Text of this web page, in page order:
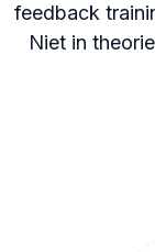
feedback
Niet in